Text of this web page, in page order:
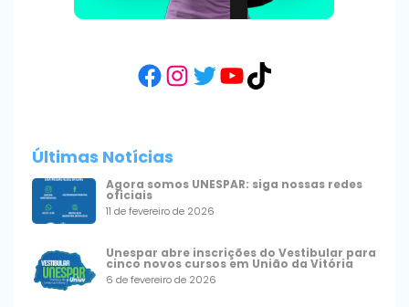
Facebook
Instagram
Twitter
YouTube
TikTok
Últimas Notícias
Agora somos UNESPAR: siga nossas redes
oficiais
11 de fevereiro de 2026
Unespar abre inscrições do Vestibular para
cinco novos cursos em União da Vitória
6 de fevereiro de 2026